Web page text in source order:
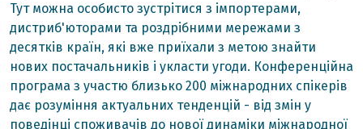
Тут можна особисто зустрітися з імпортерами,
дистриб'юторами та роздрібними мережами з
десятків країн, які вже приїхали з метою знайти
нових постачальників і укласти угоди. Конференційна
програма з участю близько 200 міжнародних спікерів
дає розуміння актуальних тенденцій - від змін у
поведінці споживачів до нової динаміки міжнародної